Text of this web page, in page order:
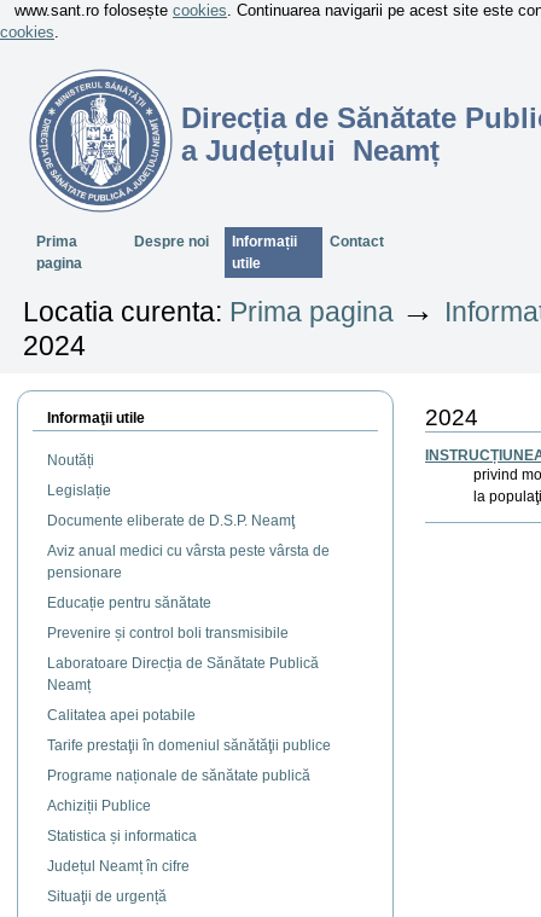
www.sant.ro folosește cookies. Continuarea navigarii pe acest site este
cookies.
Direcția de Sănătate
a Județului Neamț
SectiuniPrima
pagina
Despre noi
Informații
utile
Contact
Locatia curenta: Prima pagina →
2024
Informaţii utile
Noutăți
Legislație
Documente eliberate de D.S.P. Neamţ
Aviz anual medici cu vârsta peste vârsta de
pensionare
Educație pentru sănătate
Prevenire și control boli transmisibile
Laboratoare Direcția de Sănătate Publică
Neamț
Calitatea apei potabile
Tarife prestaţii în domeniul sănătăţii publice
Programe naționale de sănătate publică
Achiziții Publice
Statistica și informatica
Județul Neamț în cifre
Situaţii de urgență
2024
privind
la